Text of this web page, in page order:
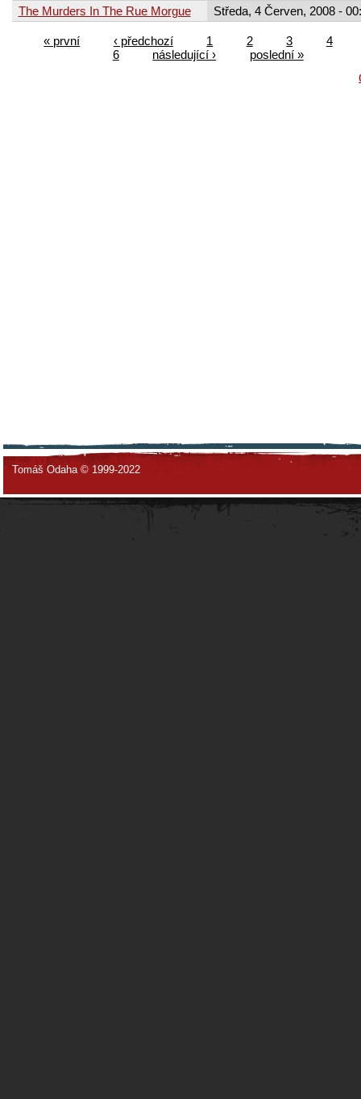
The Murders In The Rue Morgue
Středa, 4 Červen, 2008 -
« první ‹ předchozí 1 2 3
4
6
následující ›
poslední »
Tomáš Odaha © 1999-2022